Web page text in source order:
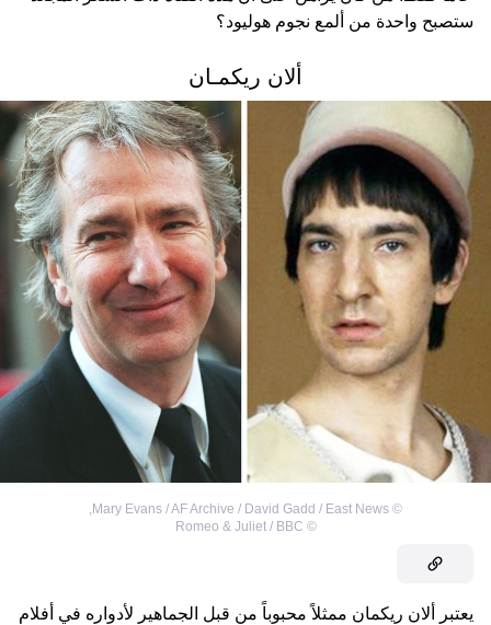
ستصبح واحدة من ألمع نجوم هوليود؟
ألان ريكمـان
©
Mary Evans / AF Archive / David Gadd / East News
,
©
Romeo & Juliet / BBC
يعتبر ألان ريكمان ممثلاً محبوباً من قبل الجماهير لأدواره في أفلام